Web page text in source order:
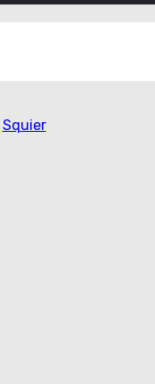
Squier